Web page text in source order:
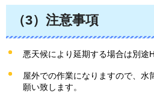
（3）注意事項
悪天候により延期する場合は別途
屋外での作業になりますので、水
願い致します。